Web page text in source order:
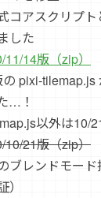
コアスクリプ
した
14版（zip）
pixi-tilemap.js
…！
以外は10/
10/21版（zip）
ブレンドモー
）